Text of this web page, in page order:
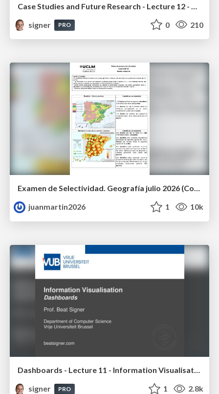
signer
PRO 0 210
Examen de Selectividad. Geografía julio 2026 (Convocatoria Extraordinaria). UCLM
juanmartin2026
1 10k
Dashboards - Lecture 11 - Information Visualisation (4019538FNR)
signer
PRO 1 2.8k